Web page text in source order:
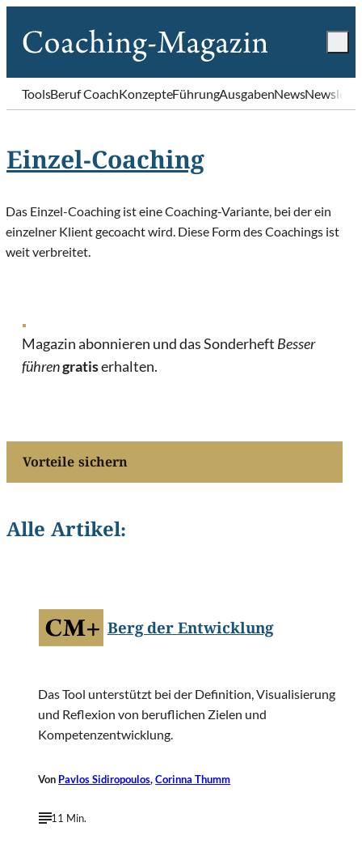
ToolsBeruf CoachKonzepteFührungAusgabenNews
Einzel-Coaching
Das Einzel-Coaching ist eine Coaching-Variante, bei der ein
einzelner Klient gecoacht wird. Diese Form des Coachings ist
weit verbreitet.
Magazin abonnieren und das Sonderheft Besser
führengratiserhalten.
Vorteile sichern
Alle Artikel:
Berg der Entwicklung
Das Tool unterstützt bei der Definition, Visualisierung
und Reflexion von beruflichen Zielen und
Kompetenzentwicklung.
Von Pavlos Sidiropoulos,Corinna Thumm
11 Min.